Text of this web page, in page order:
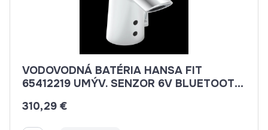
VODOVODNÁ BATÉRIA HANSA FIT
65412219 UMÝV. SENZOR 6V BLUETOOTH
310,29 €